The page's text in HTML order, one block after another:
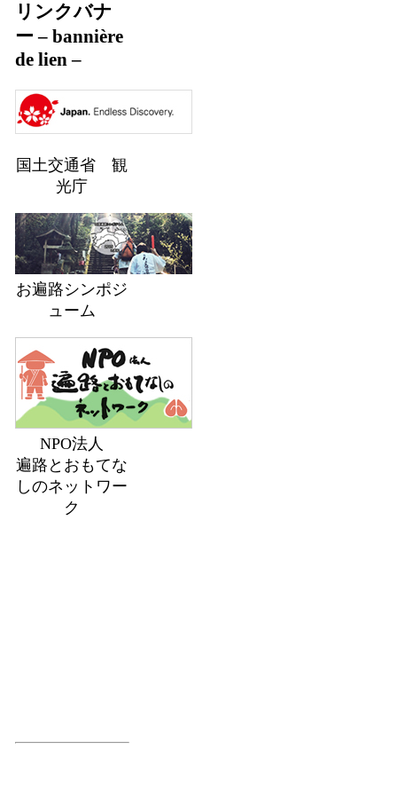
リンクバナ
ー – bannière
de lien –
国土交通省 観
光庁
お遍路シンポジ
ューム
NPO法人
遍路とおもてな
しのネットワー
ク